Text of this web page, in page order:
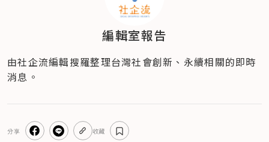
編輯室報告
由社企流編輯搜羅整理台灣社會創新、永續相關的即時
消息。
分享 收藏